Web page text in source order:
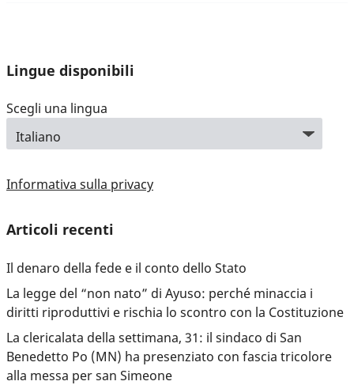
Lingue disponibili
Scegli una lingua
Informativa sulla privacy
Articoli recenti
Il denaro della fede e il conto dello Stato
La legge del “non nato” di Ayuso: perché minaccia i
diritti riproduttivi e rischia lo scontro con la Costituzione
La clericalata della settimana, 31: il sindaco di San
Benedetto Po (MN) ha presenziato con fascia tricolore
alla messa per san Simeone